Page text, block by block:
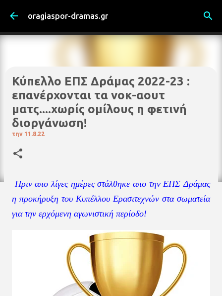
Μετάβαση στο κύριο περιεχόμενο
oragiaspor-dramas.gr
Κύπελλο ΕΠΣ Δράμας 2022-23 :
επανέρχονται τα νοκ-αουτ
ματς....χωρίς ομίλους η φετινή
διοργάνωση!
την 11.8.22
Πριν απο λίγες ημέρες στάλθηκε απο την ΕΠΣ Δράμας
η προκήρυξη του Κυπέλλου Ερασιτεχνών στα σωματεία
για την ερχόμενη αγωνιστική περίοδο!